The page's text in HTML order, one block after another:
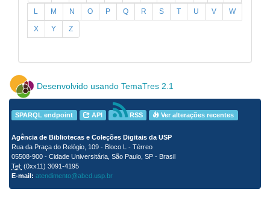
L M N O P Q R S T U V W
X Y Z
Desenvolvido usando TemaTres 2.1
SPARQL endpoint API RSS Ver alterações recentes
Agência de Bibliotecas e Coleções Digitais da USP
Rua da Praça do Relógio, 109 - Bloco L - Térreo
05508-900 - Cidade Universitária, São Paulo, SP - Brasil
Tel: (0xx11) 3091-4195
E-mail: atendimento@abcd.usp.br